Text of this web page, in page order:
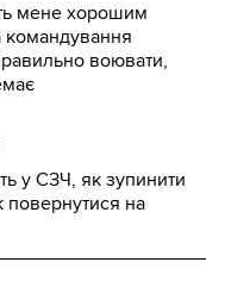
мене хорошим
воювати,
у СЗЧ, як зупинити
повернутися на